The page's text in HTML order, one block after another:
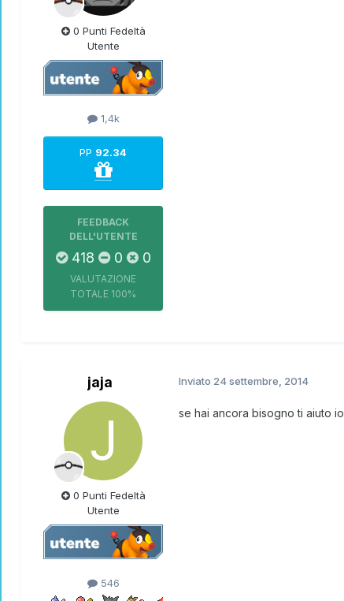
0 Punti Fedeltà
Utente
1,4k
PP 92.34
FEEDBACK
DELL'UTENTE
418 0 0
VALUTAZIONE
TOTALE 100%
jaja
0 Punti Fedeltà
Utente
546
Inviato 24 settembre, 2014
se hai ancora bisogno ti aiuto io